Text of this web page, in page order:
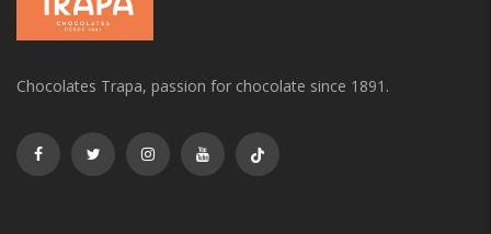
Chocolates Trapa, passion for chocolate since 1891.